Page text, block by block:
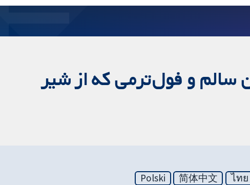
سالم و فول‌‌ترمی که از شیر
ไทย
简体中文
Polski